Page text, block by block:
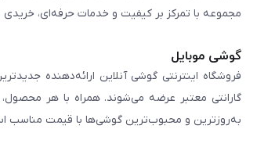
مجموعه با تمرکز بر کیفیت و خدمات حرفه‌ای، خریدی
گوشی موبایل
فروشگاه اینترنتی گوشی آنلاین ارائه‌دهنده
گارانتی معتبر عرضه می‌شوند. همراه با هر
به‌روزترین و محبوب‌ترین گوشی‌ها با قیمت مناسب